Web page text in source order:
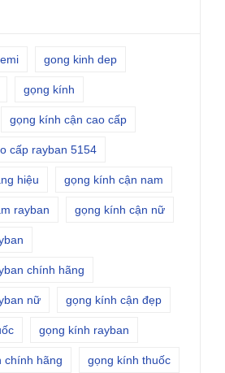
gong kinh dep
gọng kính
gọng kính cận cao cấp
cấp rayban 5154
hiệu gọng kính cận nam
rayban gọng kính cận nữ
chính hãng
nữ gọng kính cận đẹp
gọng kính rayban
chính hãng gọng kính thuốc